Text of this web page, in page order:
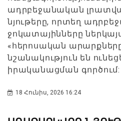
ադրբեջանական
նյութերը, որտեղ
ջոկատայինները
«հերոսական
նշանակություն են
իրականացման գործում:
18 Հունիս, 2026 16:24